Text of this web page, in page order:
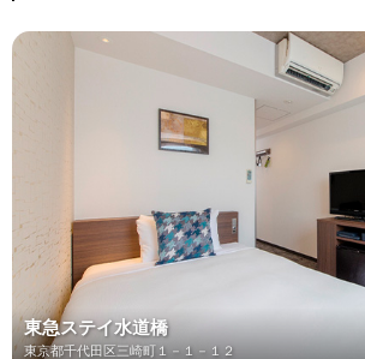
東急ステイ水道橋
東京都千代田区三崎町１－１－１２